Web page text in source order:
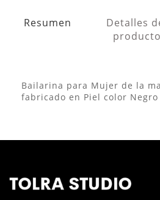
Resumen
Detalles
producto
Bailarina para Mujer de la
fabricado en Piel color Negro